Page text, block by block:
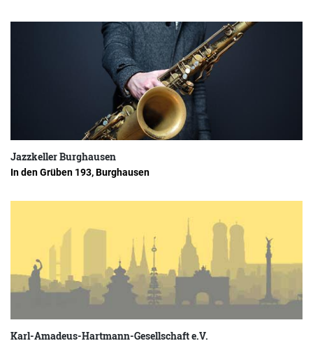
Jazzkeller Burghausen
In den Grüben 193, Burghausen
Karl-Amadeus-Hartmann-Gesellschaft e.V.